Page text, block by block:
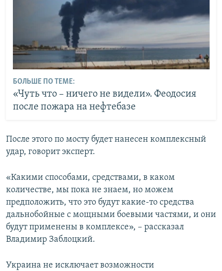
БОЛЬШЕ ПО ТЕМЕ:
«Чуть что – ничего не видели». Феодосия
после пожара на нефтебазе
После этого по мосту будет нанесен комплексный
удар, говорит эксперт.
«Какими способами, средствами, в каком
количестве, мы пока не знаем, но можем
предположить, что это будут какие-то средства
дальнобойные с мощными боевыми частями, и они
будут применены в комплексе», – рассказал
Владимир Заблоцкий.
Украина не исключает возможности